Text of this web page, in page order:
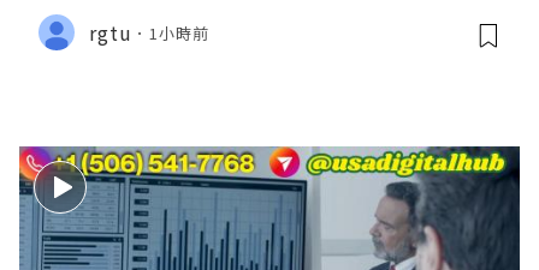
rgtu 1小時前